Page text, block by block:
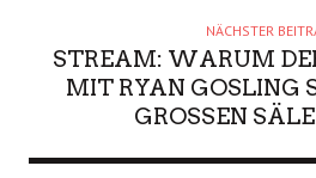
NÄCHSTER
STREAM: WARUM
MIT RYAN GOSLING
GROSSEN